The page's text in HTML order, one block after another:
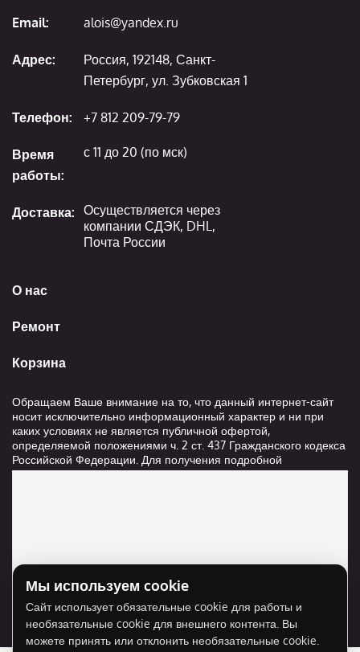
О нас
Ремонт
Корзина
Email: alois@yandex.ru
Адрес:
Россия, 192148, Санкт-
Петербург, ул. Зубковская 1
Телефон: +7 812 209-79-79
Время
работы:
с 11 до 20 (по мск)
Доставка: Осуществляется через
компании СДЭК, DHL,
Почта России
Обращаем Ваше внимание на то, что данный интернет-сайт
носит исключительно информационный характер и ни при
каких условиях не является публичной офертой,
определяемой положениями ч. 2 ст. 437 Гражданского кодекса
Российской Федерации. Для получения подробной
информации о стоимости и сроках выполнения услуг,
Для отображения карты нужно разрешить
использование cookie для внешнего контента.
Разрешить cookie
Мы используем cookie
Сайт использует обязательные cookie для работы и
необязательные cookie для внешнего контента. Вы
можете принять или отклонить необязательные cookie.